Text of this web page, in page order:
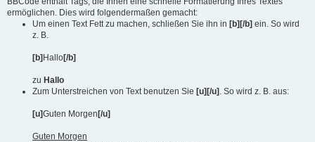
ermöglichen. Dies wird folgendermaßen gemacht:
Um einen Text Fett zu machen, schließen Sie ihn in [b][/b] ein. So wird
z. B.
[b] Hallo[/b]
zu Hallo
Zum Unterstreichen von Text benutzen Sie [u][/u] . So wird z. B. aus:
[u]Guten Morgen [/u]
Guten Morgen